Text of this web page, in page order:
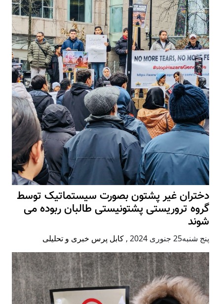
دختران غیر پشتون بصورت سیستماتیک توسط
گروه تروریستی پشتونیستی طالبان ربوده می
شوند
پنج شنبه25 جنوری 2024 , کابل پرس خبری و تحلیلی